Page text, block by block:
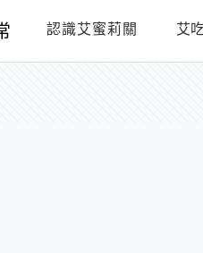
認識艾蜜莉關 艾